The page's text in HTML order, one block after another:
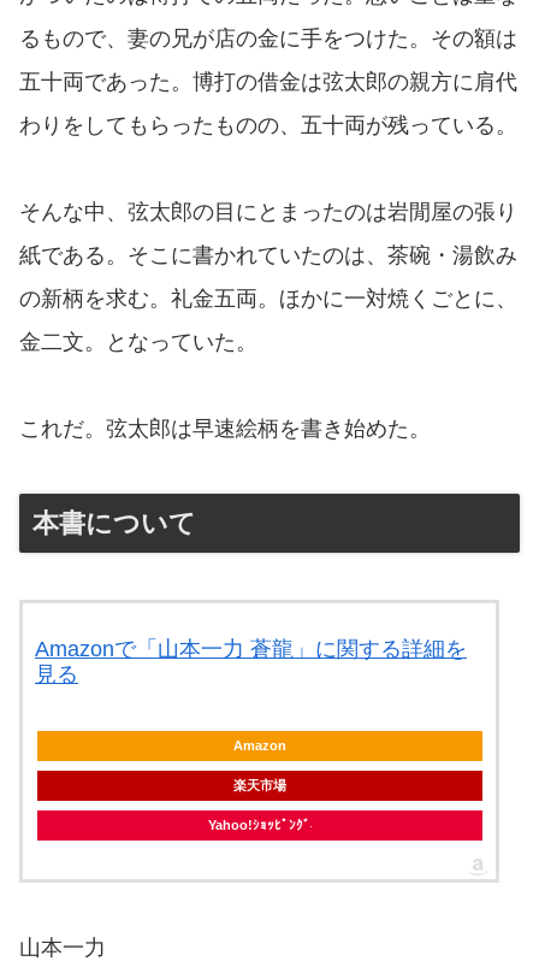
るもので、妻の兄が店の金に手をつけた。その額は
五十両であった。博打の借金は弦太郎の親方に肩代
わりをしてもらったものの、五十両が残っている。
そんな中、弦太郎の目にとまったのは岩閒屋の張り
紙である。そこに書かれていたのは、茶碗・湯飲み
の新柄を求む。礼金五両。ほかに一対焼くごとに、
金二文。となっていた。
これだ。弦太郎は早速絵柄を書き始めた。
本書について
Amazonで「山本一力 蒼龍」に関する詳細を
見る
Amazon
楽天市場
Yahoo!ｼｮｯﾋﾟﾝｸﾞ
山本一力